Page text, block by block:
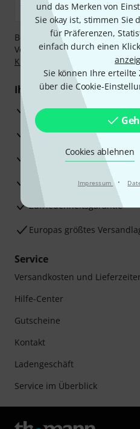
und das Merken von
Sie okay ist, stimmen Sie
für Präferenzen,
einfach durch einen
Sie können Ihre
über die Cookie-
Cookies ablehnen
Impressum ·
Bezahlen Sie vertraulich und
Vorkasse, PayPal, Amazon Pay,
Klarna Ratenzahlung
oder
Ihre Vorteile
3 Jahre Thomann Garantie
30 Tage Money-Back-
Reparaturservice
Beratung durch
Zufriedenheitsgarantie
Europas größtes
Service
Versandkosten und
Hilfe-Center
Gutscheine
Kontakt
Ladengeschäft
Service im Überblick